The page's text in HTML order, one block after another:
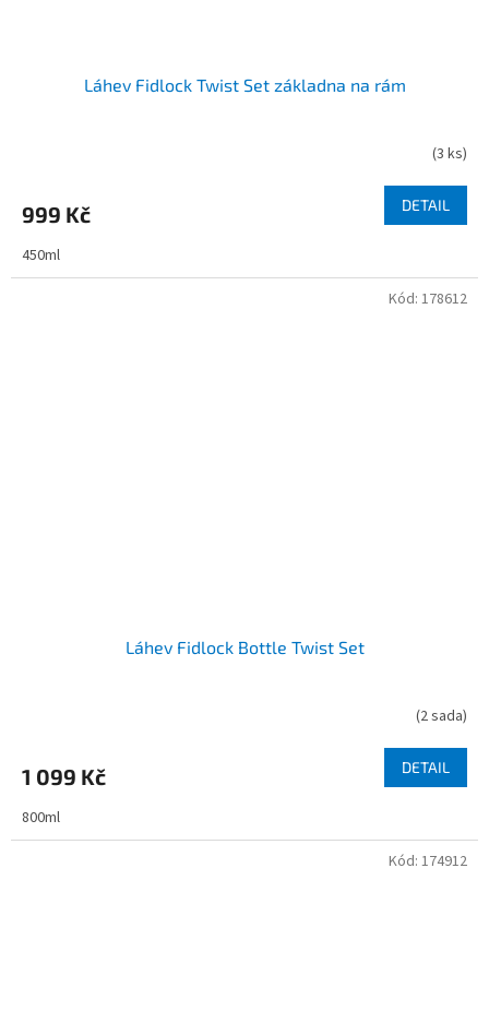
Láhev Fidlock Twist Set základna na rám
(3 ks)
999 Kč DETAIL
450ml
Láhev Fidlock Bottle Twist Set
(2 sada)
1 099 Kč DETAIL
800ml
Kód: 178612
Kód: 174912